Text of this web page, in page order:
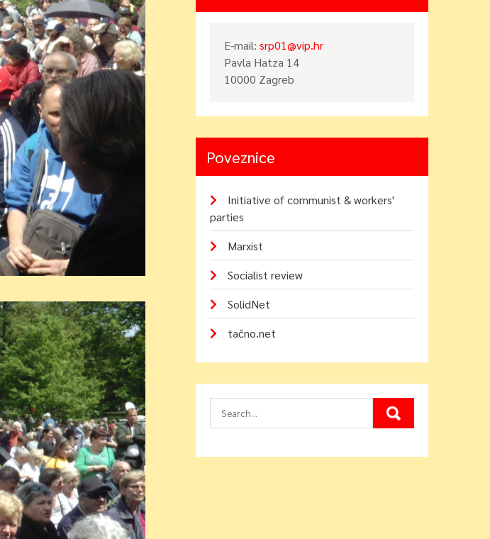
E-mail:srp01@vip.hr
Pavla Hatza 14
10000 Zagreb
Poveznice
Initiative of communist & workers'
parties
Marxist
Socialist review
SolidNet
tačno.net